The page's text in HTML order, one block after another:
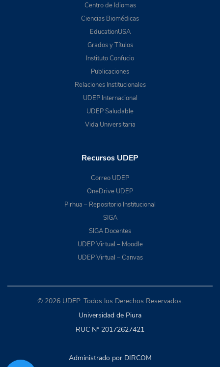
Centro de Idiomas
Ciencias Biomédicas
EducationUSA
Grados y Títulos
Instituto Confucio
Publicaciones
Relaciones Institucionales
UDEP Internacional
UDEP Saludable
Vida Universitaria
Recursos UDEP
Correo UDEP
OneDrive UDEP
Pirhua – Repositorio Institucional
SIGA
SIGA Docentes
UDEP Virtual – Moodle
UDEP Virtual – Canvas
© 2026 UDEP. Todos los Derechos Reservados.
Universidad de Piura
RUC N° 20172627421
Administrado por DIRCOM